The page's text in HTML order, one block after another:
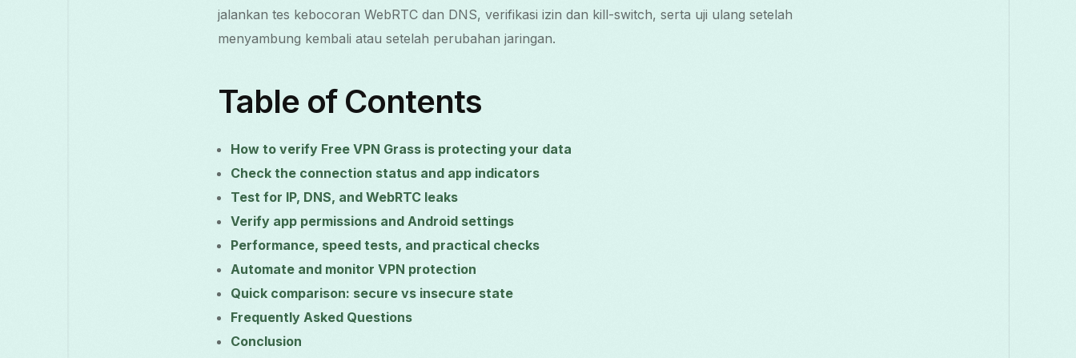
jalankan tes kebocoran WebRTC dan DNS, verifikasi izin dan kill-switch, serta uji ulang setelah
menyambung kembali atau setelah perubahan jaringan.
Table of Contents
How to verify Free VPN Grass is protecting your data
Check the connection status and app indicators
Test for IP, DNS, and WebRTC leaks
Verify app permissions and Android settings
Performance, speed tests, and practical checks
Automate and monitor VPN protection
Quick comparison: secure vs insecure state
Frequently Asked Questions
Conclusion